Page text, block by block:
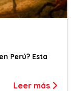
Perú? Esta
Leer más